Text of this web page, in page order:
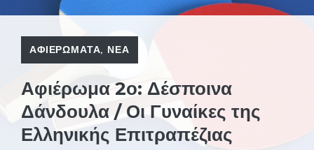
ΑΦΙΕΡΩΜΑΤΑ, ΝΕΑ
Αφιέρωμα 2ο: Δέσποινα
Δάνδουλα / Οι Γυναίκες της
Ελληνικής Επιτραπέζιας